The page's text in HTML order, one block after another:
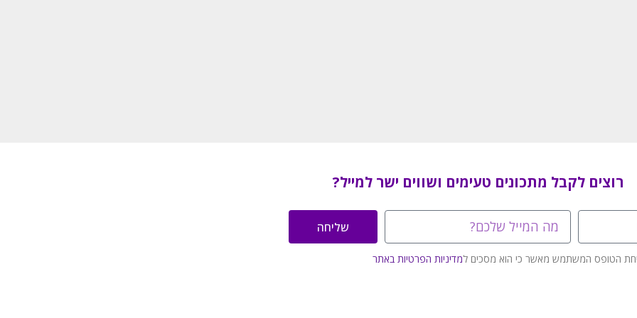
רוצים לקבל מתכונים טעימים ושווים ישר למייל?
הטופס המשתמש מאשר כי הוא מסכים למדיניות הפרטיות באתר
שליחה